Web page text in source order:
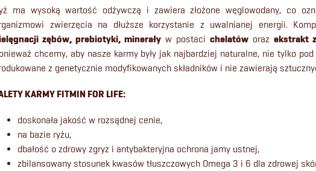
ma wysoką wartość odżywczą i zawiera złożone węglowodany, co
zwierzęcia na dłuższe korzystanie z uwalnianej energii.
zębów, prebiotyki, minerały w postaci chelatów oraz ekstrakt
chcemy, aby nasze karmy były jak najbardziej naturalne, nie tylko
z genetycznie modyfikowanych składników i nie zawierają
KARMY FITMIN FOR LIFE:
doskonała jakość w rozsądnej cenie,
na bazie ryżu,
dbałość o zdrowy zgryz i antybakteryjna ochrona jamy ustnej,
zbilansowany stosunek kwasów tłuszczowych Omega 3 i 6 dla zdrowej